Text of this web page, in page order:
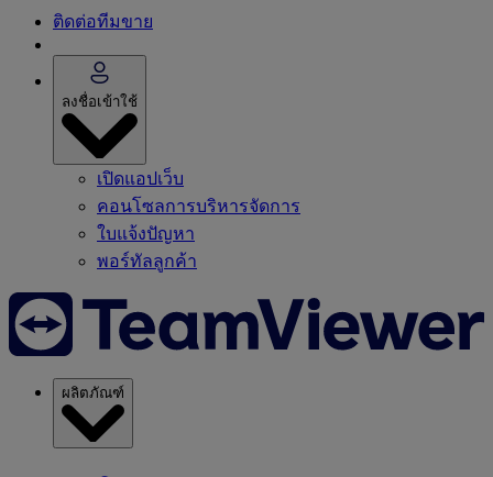
ติดต่อทีมขาย
ลงชื่อเข้าใช้
เปิดแอปเว็บ
คอนโซลการบริหารจัดการ
ใบแจ้งปัญหา
พอร์ทัลลูกค้า
ผลิตภัณฑ์